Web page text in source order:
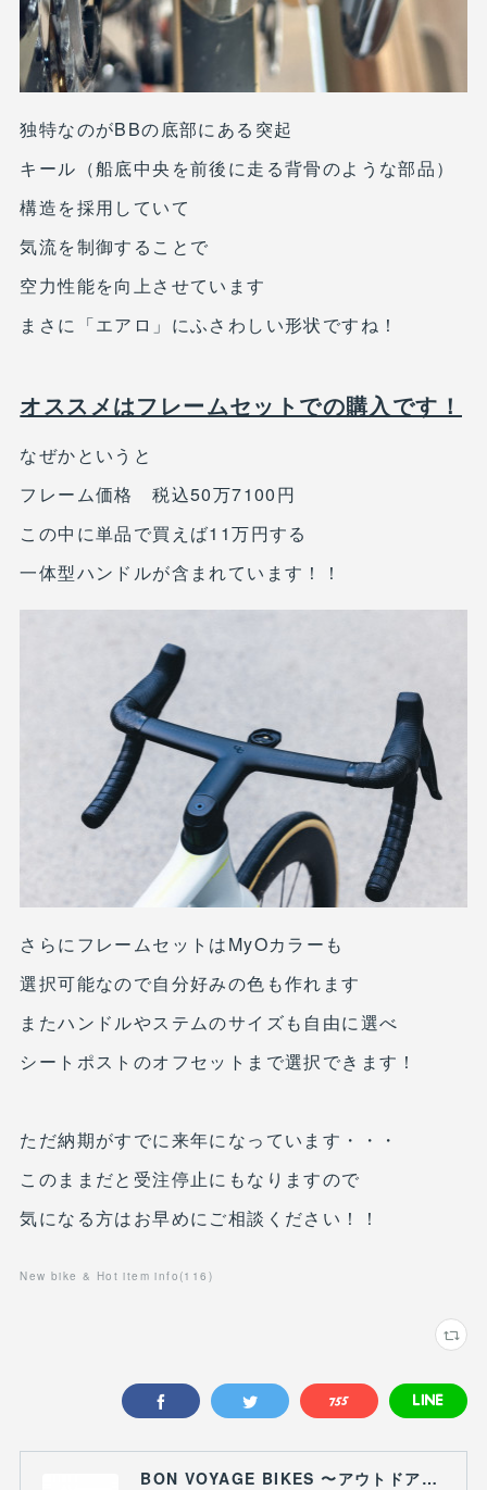
独特なのがBBの底部にある突起
キール（船底中央を前後に走る背骨のような部品）
構造を採用していて
気流を制御することで
空力性能を向上させています
まさに「エアロ」にふさわしい形状ですね！
オススメはフレームセットでの購入です！
なぜかというと
フレーム価格 税込50万7100円
この中に単品で買えば11万円する
一体型ハンドルが含まれています！！
さらにフレームセットはMyOカラーも
選択可能なので自分好みの色も作れます
またハンドルやステムのサイズも自由に選べ
シートポストのオフセットまで選択できます！
ただ納期がすでに来年になっています・・・
このままだと受注停止にもなりますので
気になる方はお早めにご相談ください！！
New bike & Hot item info (116 )
BON VOYAGE BIKES 〜アウトドアライフにつながる自転車専門店〜